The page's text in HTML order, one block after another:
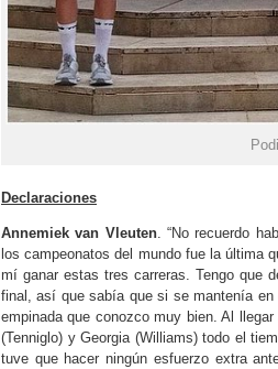
Declaraciones
Annemiek van Vleuten. “No recuerdo
los campeonatos del mundo fue la última
mí ganar estas tres carreras. Tengo que
final, así que sabía que si se mantenía
empinada que conozco muy bien. Al
(Tenniglo) y Georgia (Williams) todo el
tuve que hacer ningún esfuerzo extra